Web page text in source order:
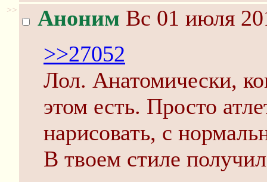
>> Аноним Вс 01 июля
>>27052
Лол. Анатомически,
этом есть. Просто
нарисовать, с
В твоем стиле